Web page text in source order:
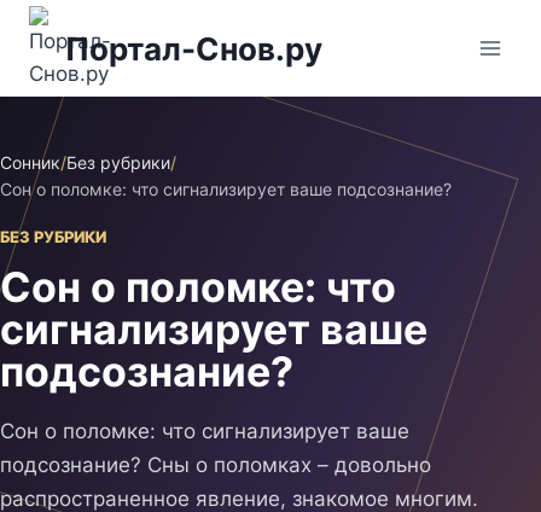
Перейти
содержимому
Портал-Снов.ру
Сонник/Без рубрики/
Сон о поломке: что сигнализирует ваше подсознание?
БЕЗ РУБРИКИ
Сон о поломке: что
сигнализирует ваше
подсознание?
Сон о поломке: что сигнализирует ваше
подсознание? Сны о поломках – довольно
распространенное явление, знакомое многим.